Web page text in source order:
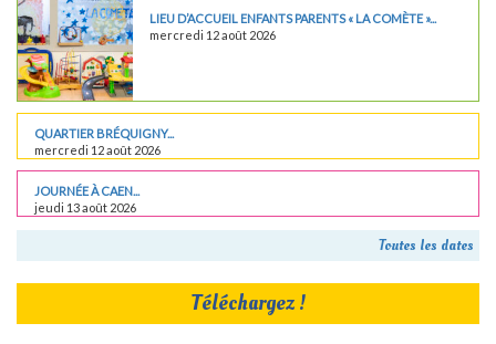
LIEU D’ACCUEIL ENFANTS PARENTS « LA COMÈTE »...
mercredi 12 août 2026
QUARTIER BRÉQUIGNY...
mercredi 12 août 2026
JOURNÉE À CAEN...
jeudi 13 août 2026
Toutes les dates
Téléchargez !